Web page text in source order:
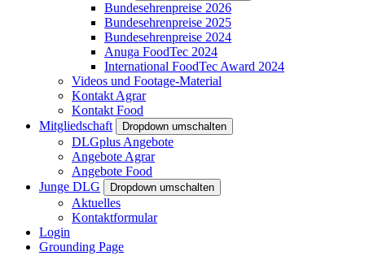
Bundesehrenpreise 2026
Bundesehrenpreise 2025
Bundesehrenpreise 2024
Anuga FoodTec 2024
International FoodTec Award 2024
Videos und Footage-Material
Kontakt Agrar
Kontakt Food
Mitgliedschaft
Dropdown umschalten
DLGplus Angebote
Angebote Agrar
Angebote Food
Junge DLG
Dropdown umschalten
Aktuelles
Kontaktformular
Login
Grounding Page